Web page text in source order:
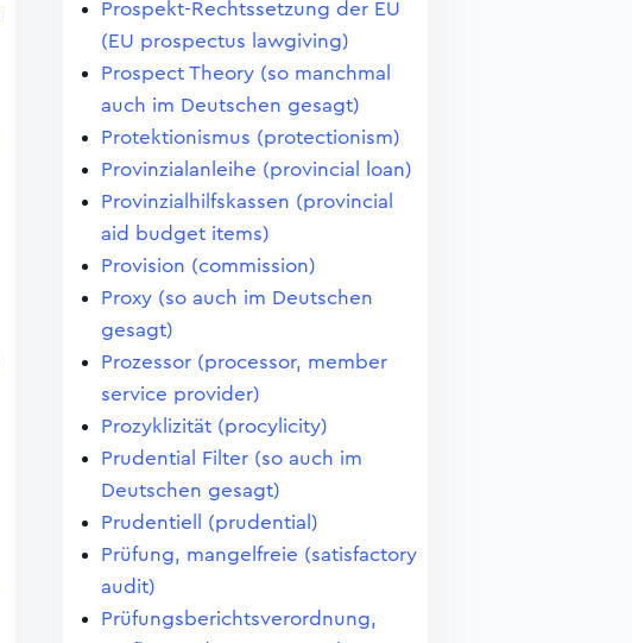
Prospekt-Rechtssetzung der EU
(EU prospectus lawgiving)
Prospect Theory (so manchmal
auch im Deutschen gesagt)
Protektionismus (protectionism)
Provinzialanleihe (provincial loan)
Provinzialhilfskassen (provincial
aid budget items)
Provision (commission)
Proxy (so auch im Deutschen
gesagt)
Prozessor (processor, member
service provider)
Prozyklizität (procylicity)
Prudential Filter (so auch im
Deutschen gesagt)
Prudentiell (prudential)
Prüfung, mangelfreie (satisfactory
audit)
Prüfungsberichtsverordnung,